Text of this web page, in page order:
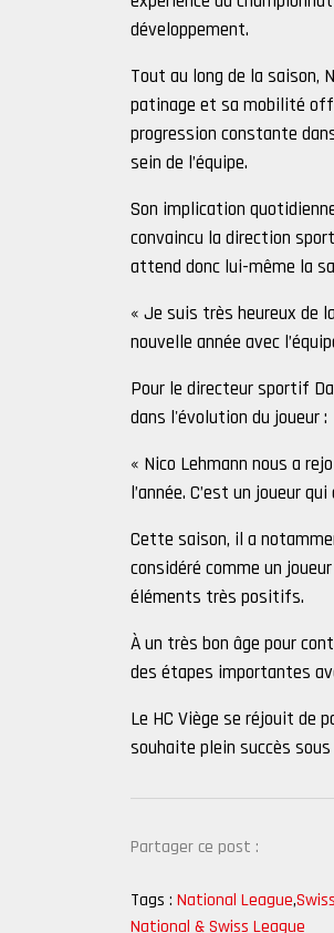
développement.
Tout au long de la saison,
patinage et sa mobilité
progression constante
sein de l’équipe.
Son implication
convaincu la direction
attend donc lui-même la
« Je suis très heureux de
nouvelle année avec
Pour le directeur sportif
dans l'évolution du joueur :
« Nico Lehmann nous a
l’année. C’est un joueur
Cette saison, il a
considéré comme un
éléments très positifs.
À un très bon âge pour
des étapes importantes
Le HC Viège se réjouit de
souhaite plein succès
Partager ce post :
Tags : National League,
National & Swiss League